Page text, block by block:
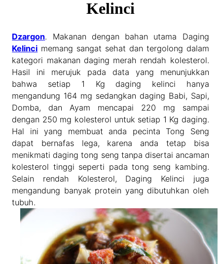
Kelinci
Dzargon. Makanan dengan bahan utama Daging
Kelinci memang sangat sehat dan tergolong dalam
kategori makanan daging merah rendah kolesterol.
Hasil ini merujuk pada data yang menunjukkan
bahwa setiap 1 Kg daging kelinci hanya
mengandung 164 mg sedangkan daging Babi, Sapi,
Domba, dan Ayam mencapai 220 mg sampai
dengan 250 mg kolesterol untuk setiap 1 Kg daging.
Hal ini yang membuat anda pecinta Tong Seng
dapat bernafas lega, karena anda tetap bisa
menikmati daging tong seng tanpa disertai ancaman
kolesterol tinggi seperti pada tong seng kambing.
Selain rendah Kolesterol, Daging Kelinci juga
mengandung banyak protein yang dibutuhkan oleh
tubuh.